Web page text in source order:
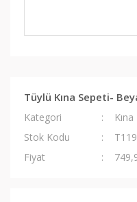
Tüylü Kına Sepeti-
Kategori
Stok Kodu
T119
Fiyat